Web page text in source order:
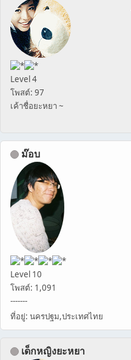
Level 4
โพสต์: 97
เค้าชื่อยะหยา ~
ม๊อบ
Level 10
โพสต์: 1,091
-------
ที่อยู่: นครปฐม,ประเทศไทย
เด็กหญิงยะหยา